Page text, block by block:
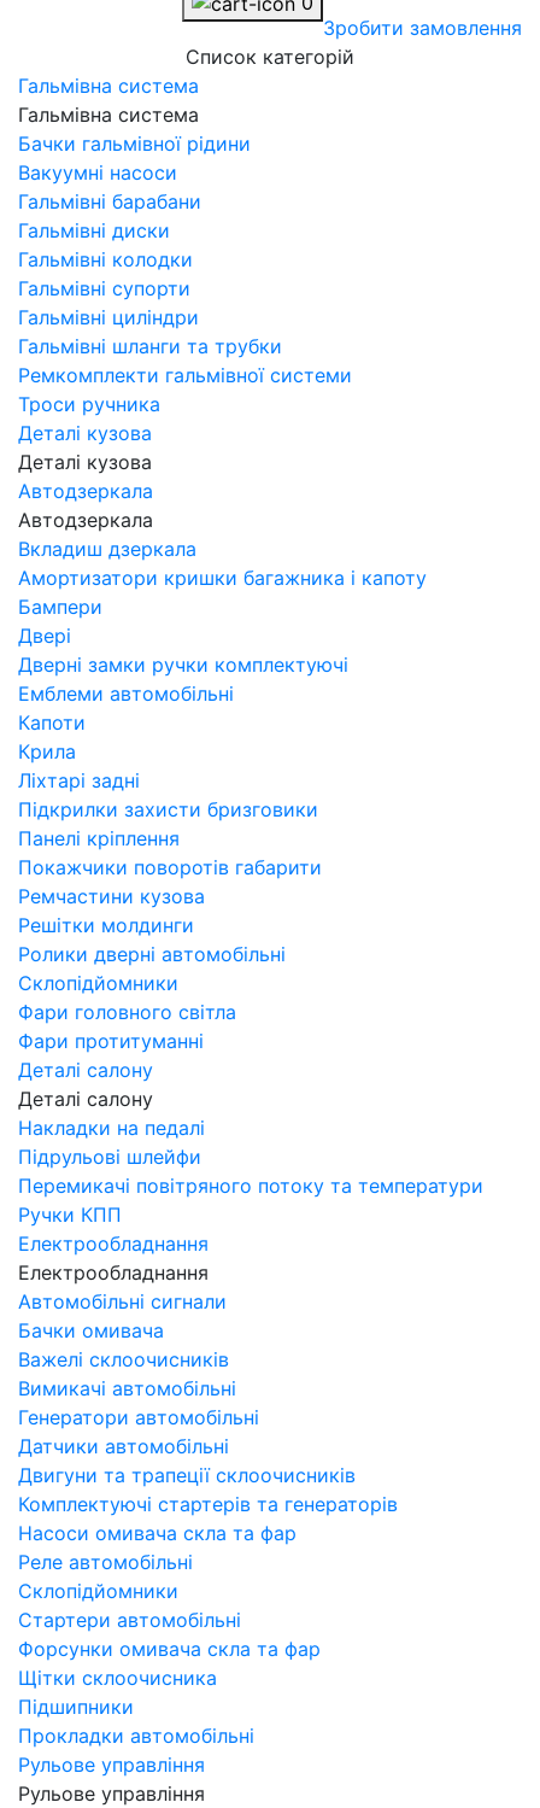
Зробити замовлення
Список категорій
Гальмівна система
Гальмівна система
Бачки гальмівної рідини
Вакуумні насоси
Гальмівні барабани
Гальмівні диски
Гальмівні колодки
Гальмівні супорти
Гальмівні циліндри
Гальмівні шланги та трубки
Ремкомплекти гальмівної системи
Троси ручника
Деталі кузова
Деталі кузова
Автодзеркала
Автодзеркала
Вкладиш дзеркала
Амортизатори кришки багажника і капоту
Бампери
Двері
Дверні замки ручки комплектуючі
Емблеми автомобільні
Капоти
Крила
Ліхтарі задні
Підкрилки захисти бризговики
Панелі кріплення
Покажчики поворотів габарити
Ремчастини кузова
Решітки молдинги
Ролики дверні автомобільні
Склопідйомники
Фари головного світла
Фари протитуманні
Деталі салону
Деталі салону
Накладки на педалі
Підрульові шлейфи
Перемикачі повітряного потоку та температури
Ручки КПП
Електрообладнання
Електрообладнання
Автомобільні сигнали
Бачки омивача
Важелі склоочисників
Вимикачі автомобільні
Генератори автомобільні
Датчики автомобільні
Двигуни та трапеції склоочисників
Комплектуючі стартерів та генераторів
Насоси омивача скла та фар
Реле автомобільні
Склопідйомники
Стартери автомобільні
Форсунки омивача скла та фар
Щітки склоочисника
Підшипники
Прокладки автомобільні
Рульове управління
Рульове управління